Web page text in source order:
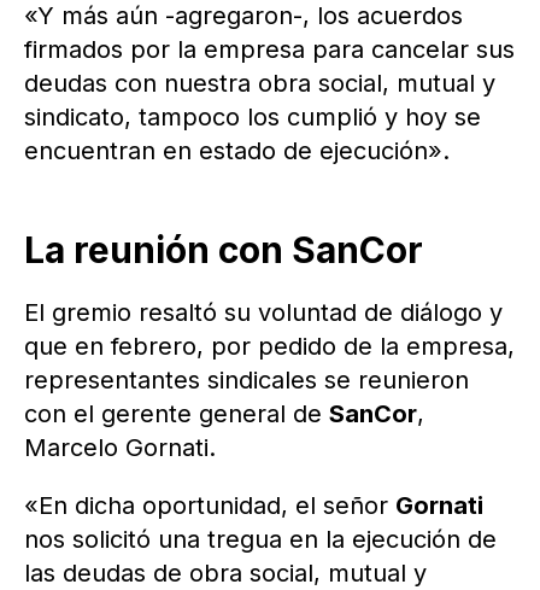
«Y más aún -agregaron-, los acuerdos
firmados por la empresa para cancelar sus
deudas con nuestra obra social, mutual y
sindicato, tampoco los cumplió y hoy se
encuentran en estado de ejecución».
La reunión con SanCor
El gremio resaltó su voluntad de diálogo y
que en febrero, por pedido de la empresa,
representantes sindicales se reunieron
con el gerente general de SanCor,
Marcelo Gornati.
«En dicha oportunidad, el señor Gornati
nos solicitó una tregua en la ejecución de
las deudas de obra social, mutual y